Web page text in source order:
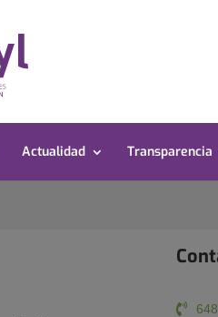
Actualidad Transparencia